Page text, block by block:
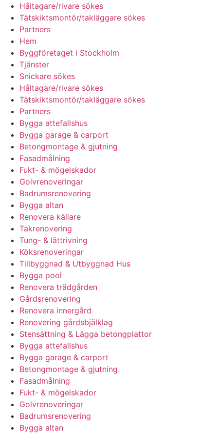
Håltagare/rivare sökes
Tätskiktsmontör/takläggare sökes
Partners
Hem
Byggföretaget i Stockholm
Tjänster
Snickare sökes
Håltagare/rivare sökes
Tätskiktsmontör/takläggare sökes
Partners
Bygga attefallshus
Bygga garage & carport
Betongmontage & gjutning
Fasadmålning
Fukt- & mögelskador
Golvrenoveringar
Badrumsrenovering
Bygga altan
Renovera källare
Takrenovering
Tung- & lättrivning
Köksrenoveringar
Tillbyggnad & Utbyggnad Hus
Bygga pool
Renovera trädgården
Gårdsrenovering
Renovera innergård
Renovering gårdsbjälklag
Stensättning & Lägga betongplattor
Bygga attefallshus
Bygga garage & carport
Betongmontage & gjutning
Fasadmålning
Fukt- & mögelskador
Golvrenoveringar
Badrumsrenovering
Bygga altan